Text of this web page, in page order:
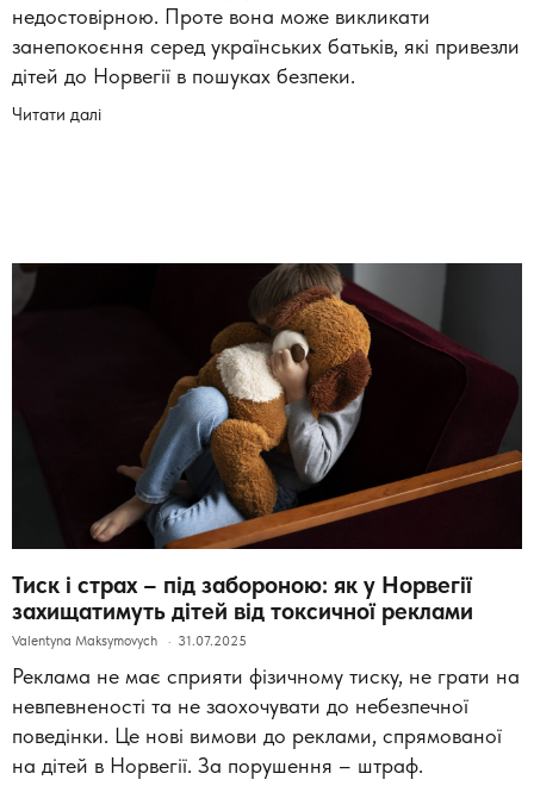
недостовірною. Проте вона може викликати
занепокоєння серед українських батьків, які привезли
дітей до Норвегії в пошуках безпеки.
Читати далі
Тиск і страх – під забороною: як у Норвегії
захищатимуть дітей від токсичної реклами
Valentyna Maksymovych 31.07.2025
Реклама не має сприяти фізичному тиску, не грати на
невпевненості та не заохочувати до небезпечної
поведінки. Це нові вимови до реклами, спрямованої
на дітей в Норвегії. За порушення – штраф.